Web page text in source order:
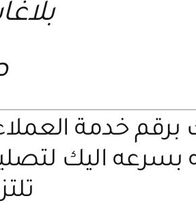
برقم خدمة
بسرعه اليك